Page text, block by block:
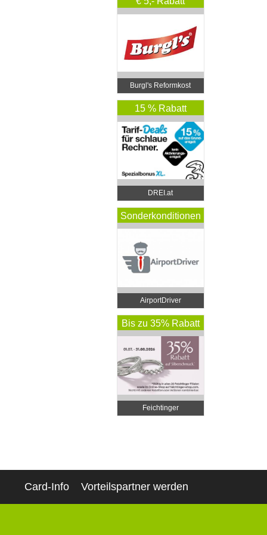
Burgl's Reformkost
15 % Rabatt
DREI.at
Sonderkonditionen
AirportDriver
Bis zu 35% Rabatt
Feichtinger
Schmuckhandel
Card-Info Vorteilspartner werden